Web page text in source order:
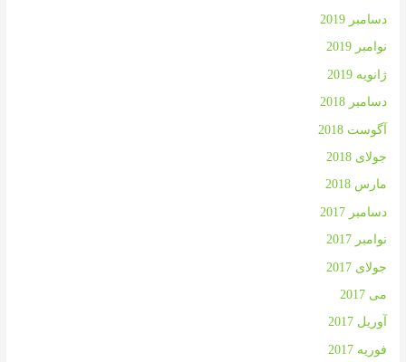
دسامبر 2019
نوامبر 2019
ژانویه 2019
دسامبر 2018
آگوست 2018
جولای 2018
مارس 2018
دسامبر 2017
نوامبر 2017
جولای 2017
می 2017
آوریل 2017
فوریه 2017